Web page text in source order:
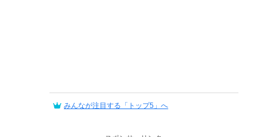
みんなが注目する「トップ5」へ